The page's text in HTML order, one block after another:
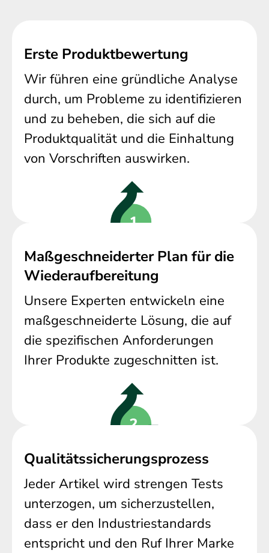
Erste Produktbewertung
Wir führen eine gründliche Analyse
durch, um Probleme zu identifizieren
und zu beheben, die sich auf die
Produktqualität und die Einhaltung
von Vorschriften auswirken.
Maßgeschneiderter Plan für die
Wiederaufbereitung
Unsere Experten entwickeln eine
maßgeschneiderte Lösung, die auf
die spezifischen Anforderungen
Ihrer Produkte zugeschnitten ist.
Qualitätssicherungsprozess
Jeder Artikel wird strengen Tests
unterzogen, um sicherzustellen,
dass er den Industriestandards
entspricht und den Ruf Ihrer Marke